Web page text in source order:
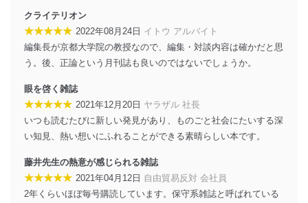
システムを最新の状態に保持しています。
個人データを取り扱う機器等にセキュリティ対策
ソフトウェア等を導入し、自動更新 機能等の活用
により、これを最新状態としています。
情報システムの使用に伴う漏洩等の防止
メール等により個人データの含まれるファイルを
送信する場合に、当該ファイルへのパスワードを
設定しています。
当社は、内部監査及びマネジメントレビューの機会を通
じて、個人情報保護マネジメントシステムを継続的に改
善し、常に最良の状態を維持します。
クライテリオン
★★★★★ 2022年08月24日 イトウ アルバイト
編集長が京都大学院の教授なので、編集・対談内容は確かだと思
う。後、正論という月刊誌も良いのではないでしょうか。
眼を啓く雑誌
★★★★★ 2021年12月20日 ヤラザル 社長
いつも読むたびに新しい発見があり、ものごと社会にたいする深
い知見、熱い想いにふれることができる素晴らしい本です。
藤井先生の熱意が感じられる雑誌
★★★★★ 2021年04月12日 自由貿易反対 会社員
2年くらいほぼ毎号購読しています。保守系雑誌と呼ばれている